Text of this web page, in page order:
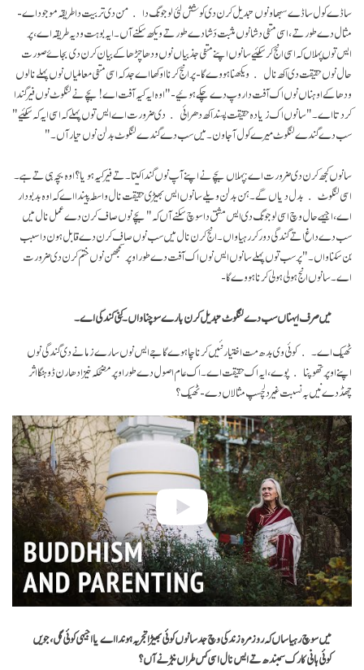
ساڈے کول ساڈے سبھاو نوں تبدیل کرن دی کوشش لئی لوجونگ دا من دی تربیت دا طریقہ موجود اے-
مثال دے طور تے، اسی منفی دشا نوں مثبت دَشا دے طور تے ویکھ سکنے آں۔ ایہ بوہت ودیہ طریقہ اے، پر
ایس توں پہلاں کہ اسی انج کر سکئیے سانوں اپنے منفی جذبیاں نوں ودھا چڑھا کے بیان کرن دی بجاۓ صورت
حال نوں حقیقت دی اکھ نال ویکھنا ہووے گا- پر انج کرنا اوکھا اے جد کہ اسی منفی معاملیاں نوں پہلے نالوں
ودھا کے اوہناں نوں اک آفت دا روپ دے چکے ہوئیے- " اوہ ایہ کیہ آفت اے! بچے نے لنگوٹ نوں فیر گندا
کر دتا اے۔" سانوں اک زیادہ حقیقت پسند اکھ دھرائی دی ضرورت اے ایس توں پہلے کہ اسی ایہ کہ سکئیے "
سب دے گندے لنگوٹ میرے کول آ جاون۔ میں سب دے گندے لنگوٹ بدلن نوں تیار آں۔"
سانوں کجھ کرن دی ضرورت اے: پہلاں بچے نے اپنے آپ نوں گندا کیتا۔ تے فیر کیہ ہویا؟ اوہ بچہ ہی تے ہے۔
اسی لنگوٹ بدل دیاں گے۔ ہن بدلن ویلے سانوں ایس بھیڑی حقیقت نال واسطہ پیندا اے کہ اوہ بدبو دار
اے، اجیہے حال وچ اسی لوجونگ دی ایس مشق دا سوچ سکنے آں کہ "بچے نوں صاف کرن دے عمل نال میں
سب دے داغ اتے گندگی دور کر رہیا واں۔ انج کرن نال میں سب نوں صاف کرن دے قابل ہون دا سبب
بن سکنا واں۔" پر سب توں پہلے سانوں ایس نوں اک آفت دے طور اوپرسمجھن نوں ختم کرن دی ضرورت
اے۔ سانوں انج ہولی ہولی کرنا ہووے گا-
میں صرف ایہناں سب دے لنگوٹ تبدیل کرن بارے سوچنا واں۔ کِنی گندگی اے۔
ٹھیک اے۔ کوئی وی بدھ مت اختیار نئیں کرنا چاہوے گا جے ایس نوں سارے زمانے دی گندگی نوں
اپنے اوپر تھوپنا پوے، ایہ اک حقیقت اے۔ اک عام اصول دے طور اوپر مضحکہ خیز ادھارن ڈوہنگا اثر
چھڈدے نیں بہ نسبت غیر دلچسپ مثالاں دے- ٹھیک؟
میں سوچ رہیا ساں کہ روزمرہ زندگی وچ جد سانوں کوئی بھیڑا تجربہ ہوندا اے یا اجیہی کوئی گل، جویں
کوئی ہانی کارک سمبندھ تے ایس نال اسی کس طراں نبڑنے آں؟